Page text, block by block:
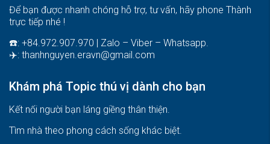
Để bạn được nhanh chóng hỗ trợ, tư vấn, hãy phone Thành
trực tiếp nhé !
☎️: +84.972.907.970 | Zalo – Viber – Whatsapp.
✈️: thanhnguyen.eravn@gmail.com
Khám phá Topic thú vị dành cho bạn
Kết nối người bạn láng giềng thân thiện.
Tìm nhà theo phong cách sống khác biệt.